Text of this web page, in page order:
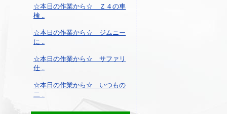
☆本日の作業から☆ Ｚ４の車
検 ..
☆本日の作業から☆ ジムニー
に ..
☆本日の作業から☆ サファリ
仕 ..
☆本日の作業から☆ いつもの
二 ..